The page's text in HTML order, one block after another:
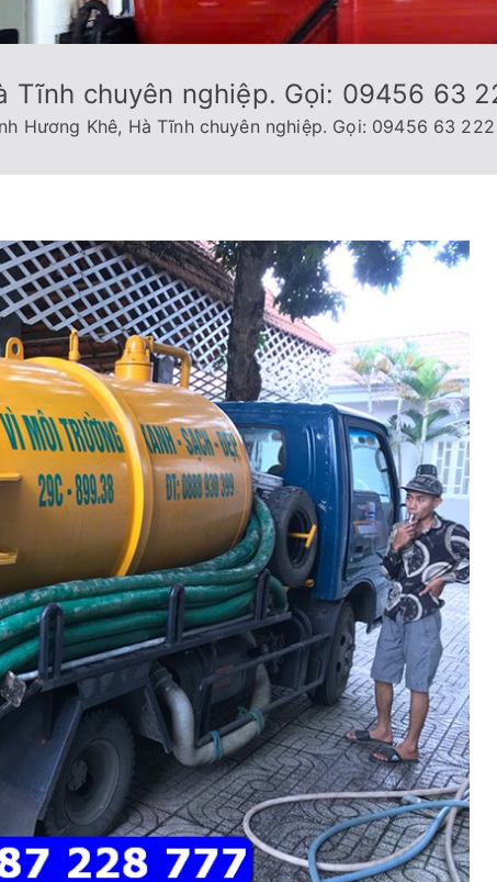
Tĩnh chuyên nghiệp. Gọi: 09456 63
Hương Khê, Hà Tĩnh chuyên nghiệp. Gọi: 09456 63 222